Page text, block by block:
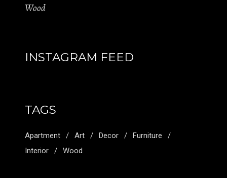
Wood
INSTAGRAM FEED
TAGS
Apartment Art Decor
Furniture
Interior
Wood